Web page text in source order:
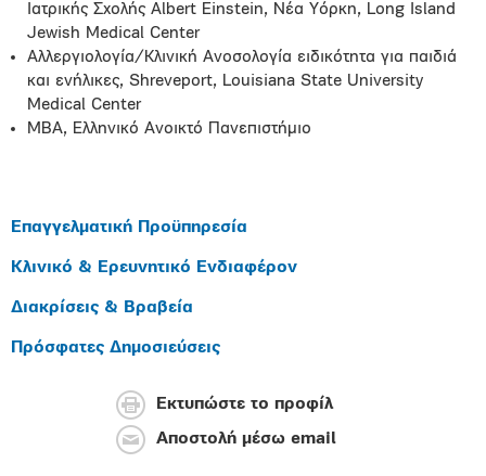
Ιατρικής Σχολής Albert Einstein, Νέα Υόρκη, Long Island
Jewish Medical Center
Αλλεργιολογία/Κλινική Ανοσολογία ειδικότητα για παιδιά
και ενήλικες, Shreveport, Louisiana State University
Medical Center
MBA, Ελληνικό Ανοικτό Πανεπιστήμιο
Επαγγελματική Προϋπηρεσία
Κλινικό & Ερευνητικό Ενδιαφέρον
Διακρίσεις & Βραβεία
Πρόσφατες Δημοσιεύσεις
Εκτυπώστε το προφίλ
Αποστολή μέσω email